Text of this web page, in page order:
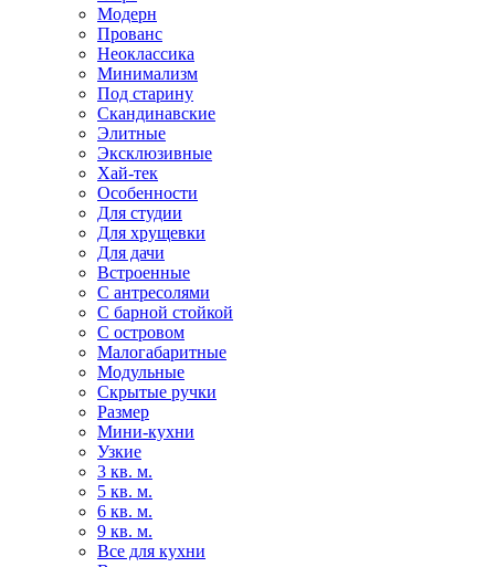
Модерн
Прованс
Неоклассика
Минимализм
Под старину
Скандинавские
Элитные
Эксклюзивные
Хай-тек
Особенности
Для студии
Для хрущевки
Для дачи
Встроенные
С антресолями
С барной стойкой
С островом
Малогабаритные
Модульные
Скрытые ручки
Размер
Мини-кухни
Узкие
3 кв. м.
5 кв. м.
6 кв. м.
9 кв. м.
Все для кухни